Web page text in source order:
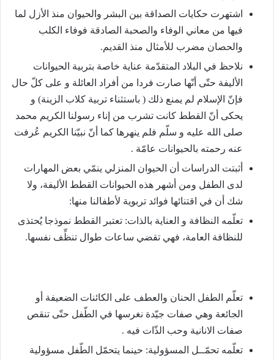
اشتهرت حكايات الصداقة بين البشر والحيوان منذ الأزل لما
فيها من معاني الوفاء والصحبة الصادقة فوفاء الكلب
والحصان مضرب للأمثال منذ القديم.
نلاحظ في البلاد المتقدّمة عناية خاصة بتربية الحيوانات
الأليفة حتّى أنّها صارت فردا من أفراد العائلة و على كلّ حال
فإنّ الإسلام لم يمنع ذلك ( باستثناء تربية كلاب الزينة) و
يحكى أنّ القطط كانت تشرب من إناء رسولنا الكريم محمد
صلى الله عليه و سلّم فلم ينهرها كما أنّ نبيّنا الكريم عُرفت
عنه رحمته بالحيوانات عامّة .
أثبتت الدراسات أن الحيوان المنزلي ينمّي بعض المهارات
لدى الطفل ومن أشهر هذه الحيوانات القطط الأليفة، ولا
شك أن في اقتنائها فوائد تربوية لأطفالنا منها:
تعلّمه النظافة و العناية بالذات: تعتبر القطط نموذجا يُحتذى
للنظافة العامة، فهي تقضي ساعات طوال تنظِّف نفسها.
تعلّم الطفل الحنان والعطف على الكائنات الضعيفة أو
الجائعة وهي صفات جيّدة نغرسها في الطّفل حتّى تنقص
صفات الانانية وحب الذّات فيه .
تعلّمه تحمّــل المسؤولية: حينما يتحمّل الطّفل مسؤولية